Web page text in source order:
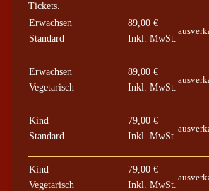
e
9
Tickets.
Erwachsen
Standard
89,00 €
Inkl. MwSt.
Erwachsen
Vegetarisch
89,00 €
Inkl. MwSt.
Kind
Standard
79,00 €
Inkl. MwSt.
Kind
Vegetarisch
79,00 €
Inkl. MwSt.